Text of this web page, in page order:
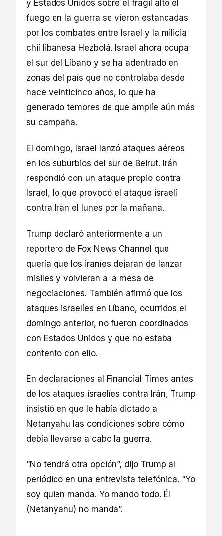
y Estados Unidos sobre el frágil alto el
fuego en la guerra se vieron estancadas
por los combates entre Israel y la milicia
chií libanesa Hezbolá. Israel ahora ocupa
el sur del Líbano y se ha adentrado en
zonas del país que no controlaba desde
hace veinticinco años, lo que ha
generado temores de que amplíe aún más
su campaña.
El domingo, Israel lanzó ataques aéreos
en los suburbios del sur de Beirut. Irán
respondió con un ataque propio contra
Israel, lo que provocó el ataque israelí
contra Irán el lunes por la mañana.
Trump declaró anteriormente a un
reportero de Fox News Channel que
quería que los iraníes dejaran de lanzar
misiles y volvieran a la mesa de
negociaciones. También afirmó que los
ataques israelíes en Líbano, ocurridos el
domingo anterior, no fueron coordinados
con Estados Unidos y que no estaba
contento con ello.
En declaraciones al Financial Times antes
de los ataques israelíes contra Irán, Trump
insistió en que le había dictado a
Netanyahu las condiciones sobre cómo
debía llevarse a cabo la guerra.
“No tendrá otra opción”, dijo Trump al
periódico en una entrevista telefónica. “Yo
soy quien manda. Yo mando todo. Él
(Netanyahu) no manda”.